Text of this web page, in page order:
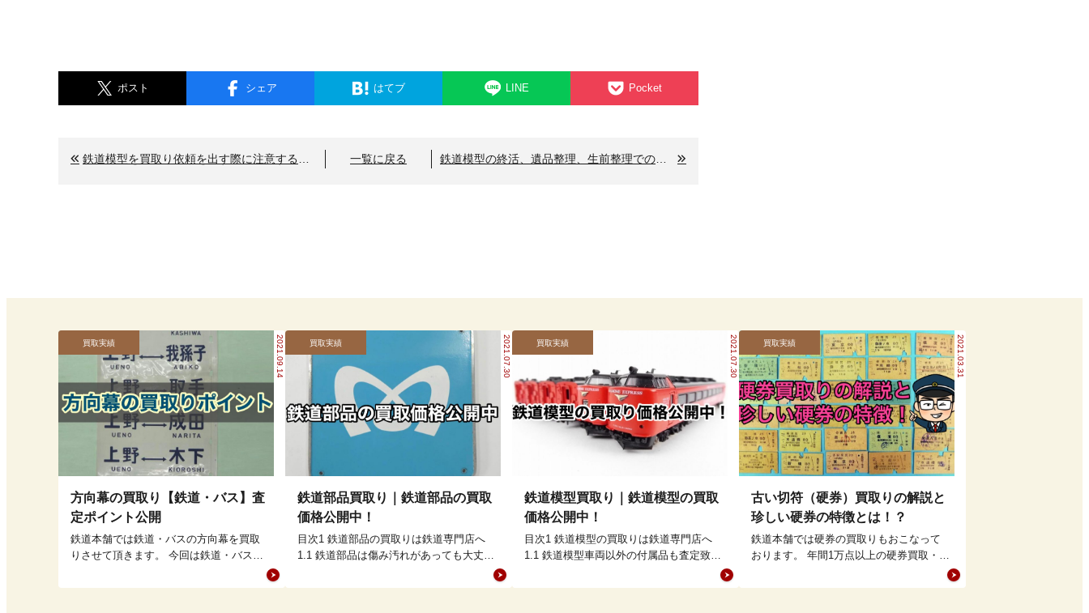
ポスト シェア はてブ LINE Pocket
鉄道模型を買取り依頼を出す際に注意するポイント 一覧に戻る 鉄道模型の終活、遺品整理、生前整理での買取りも致します。
2021.09.14
買取実績
方向幕の買取り【鉄道・バス】査
定ポイント公開
鉄道本舗では鉄道・バスの方向幕を買取
りさせて頂きます。 今回は鉄道・バス方
解説をさせて頂きまし…
2021.07.30
買取実績
鉄道部品買取り｜鉄道部品の買取
価格公開中！
目次1 鉄道部品の買取りは鉄道専門店へ
1.1 鉄道部品は傷み汚れがあっても大丈夫
≫…
2021.07.30
買取実績
鉄道模型買取り｜鉄道模型の買取
価格公開中！
目次1 鉄道模型の買取りは鉄道専門店へ
1.1 鉄道模型車両以外の付属品も査定致し
≫…
2021.03.31
買取実績
古い切符（硬券）買取りの解説と
珍しい硬券の特徴とは！？
鉄道本舗では硬券の買取りもおこなって
おります。 年間1万点以上の硬券買取・販
い！ 目次1 買取価…